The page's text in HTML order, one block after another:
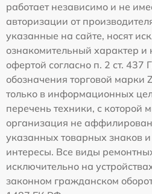
работает независимо и не
авторизации от
указанные на сайте, носят
ознакомительный характер и
офертой согласно п. 2 ст.
обозначения торговой марки
только в информационных
перечень техники, с которой
организация не
указанных товарных знаков
интересы. Все виды
исключительно на
законном гражданском